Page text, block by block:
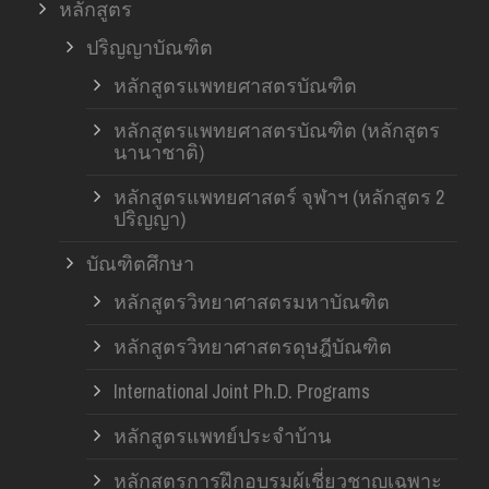
หลักสูตร
ปริญญาบัณฑิต
หลักสูตรแพทยศาสตรบัณฑิต
หลักสูตรแพทยศาสตรบัณฑิต (หลักสูตร
นานาชาติ)
หลักสูตรแพทยศาสตร์ จุฬาฯ (หลักสูตร 2
ปริญญา)
บัณฑิตศึกษา
หลักสูตรวิทยาศาสตรมหาบัณฑิต
หลักสูตรวิทยาศาสตรดุษฎีบัณฑิต
International Joint Ph.D. Programs
หลักสูตรแพทย์ประจำบ้าน
หลักสูตรการฝึกอบรมผู้เชี่ยวชาญเฉพาะ